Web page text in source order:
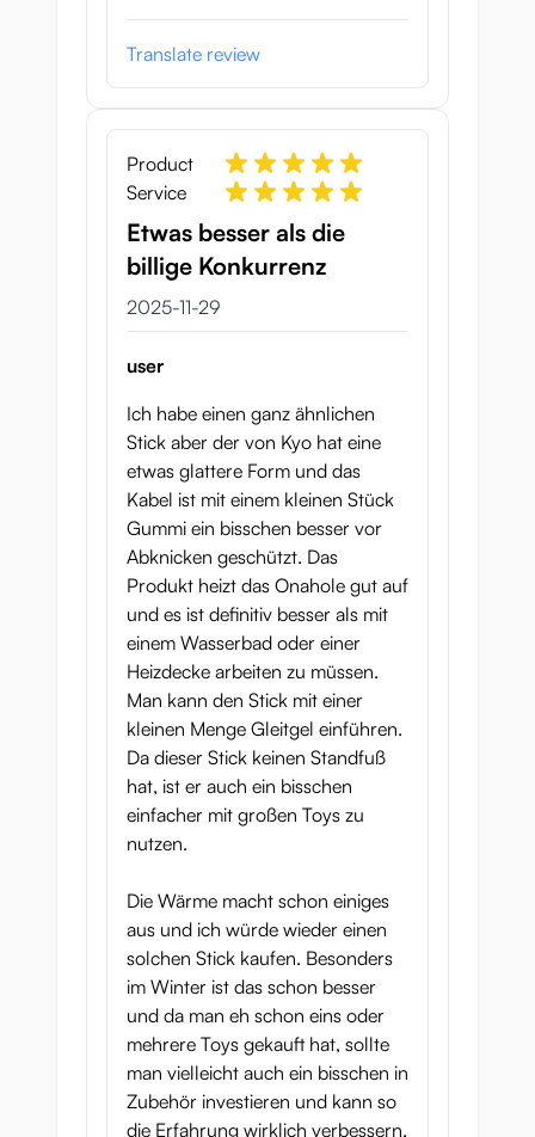
Translate review
Product
Service
Etwas besser als die
billige Konkurrenz
29 november 2025
2025-11-29
user
Ich habe einen ganz ähnlichen
Stick aber der von Kyo hat eine
etwas glattere Form und das
Kabel ist mit einem kleinen Stück
Gummi ein bisschen besser vor
Abknicken geschützt. Das
Produkt heizt das Onahole gut auf
und es ist definitiv besser als mit
einem Wasserbad oder einer
Heizdecke arbeiten zu müssen.
Man kann den Stick mit einer
kleinen Menge Gleitgel einführen.
Da dieser Stick keinen Standfuß
hat, ist er auch ein bisschen
einfacher mit großen Toys zu
nutzen.
Die Wärme macht schon einiges
aus und ich würde wieder einen
solchen Stick kaufen. Besonders
im Winter ist das schon besser
und da man eh schon eins oder
mehrere Toys gekauft hat, sollte
man vielleicht auch ein bisschen in
Zubehör investieren und kann so
die Erfahrung wirklich verbessern.